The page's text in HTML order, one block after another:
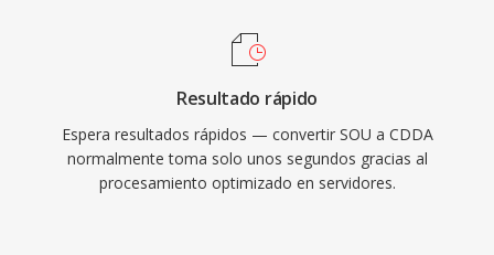
Resultado rápido
Espera resultados rápidos — convertir SOU a CDDA
normalmente toma solo unos segundos gracias al
procesamiento optimizado en servidores.